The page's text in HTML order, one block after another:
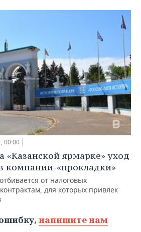
00:00
ярмарке» уход
компании-«прокладки»
от налоговых
для которых привлек
напишите нам